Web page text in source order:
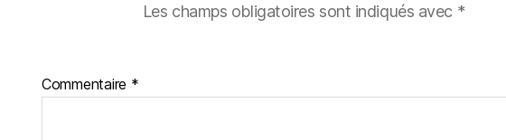
Les champs obligatoires sont indiqués avec *
Commentaire *